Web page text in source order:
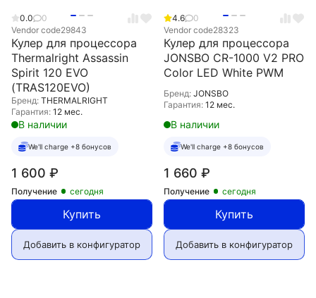
0.0
0
Vendor code29843
Кулер для процессора
Thermalright Assassin
Spirit 120 EVO
(TRAS120EVO)
Бренд: THERMALRIGHT
Гарантия: 12 мес.
В наличии
We'll charge +8 бонусов
1 600 ₽
Получение сегодня
Купить
Добавить в конфигуратор
4.6
0
Vendor code28323
Кулер для процессора
JONSBO CR-1000 V2 PRO
Color LED White PWM
Бренд: JONSBO
Гарантия: 12 мес.
В наличии
We'll charge +8 бонусов
1 660 ₽
Получение сегодня
Купить
Добавить в конфигуратор